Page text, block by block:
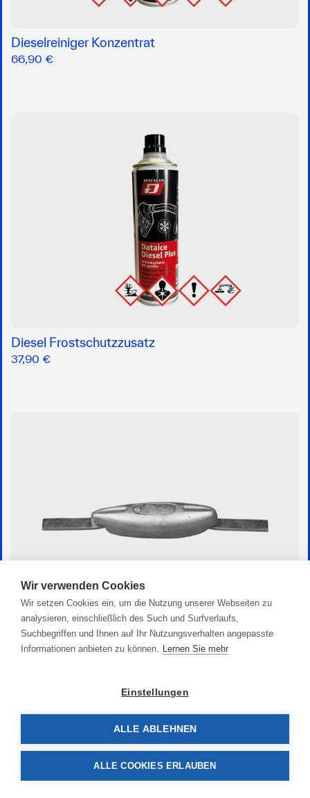
Dieselreiniger Konzentrat
66,90 €
Diesel Frostschutzzusatz
37,90 €
Zink Flachanode Birnenform
Wir verwenden Cookies
Wir setzen Cookies ein, um die Nutzung unserer Webseiten zu
analysieren, einschließlich des Such und Surfverlaufs,
Suchbegriffen und Ihnen auf Ihr Nutzungsverhalten angepasste
Informationen anbieten zu können. Lernen Sie mehr
Einstellungen
ALLE ABLEHNEN
ALLE COOKIES ERLAUBEN